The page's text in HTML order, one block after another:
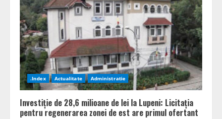
.Index Actualitate Administratie
Investiție de 28,6 milioane de lei la Lupeni: Licitația
pentru regenerarea zonei de est are primul ofertant